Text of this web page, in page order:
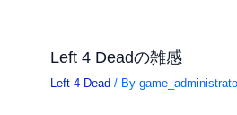
Left 4 Deadの雑感
Left 4 Dead / By